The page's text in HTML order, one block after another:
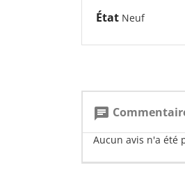
État Neuf
chat
Aucun avis n'a été